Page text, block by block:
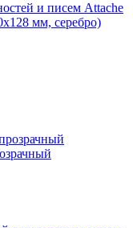
и писем Attache
мм, серебро)